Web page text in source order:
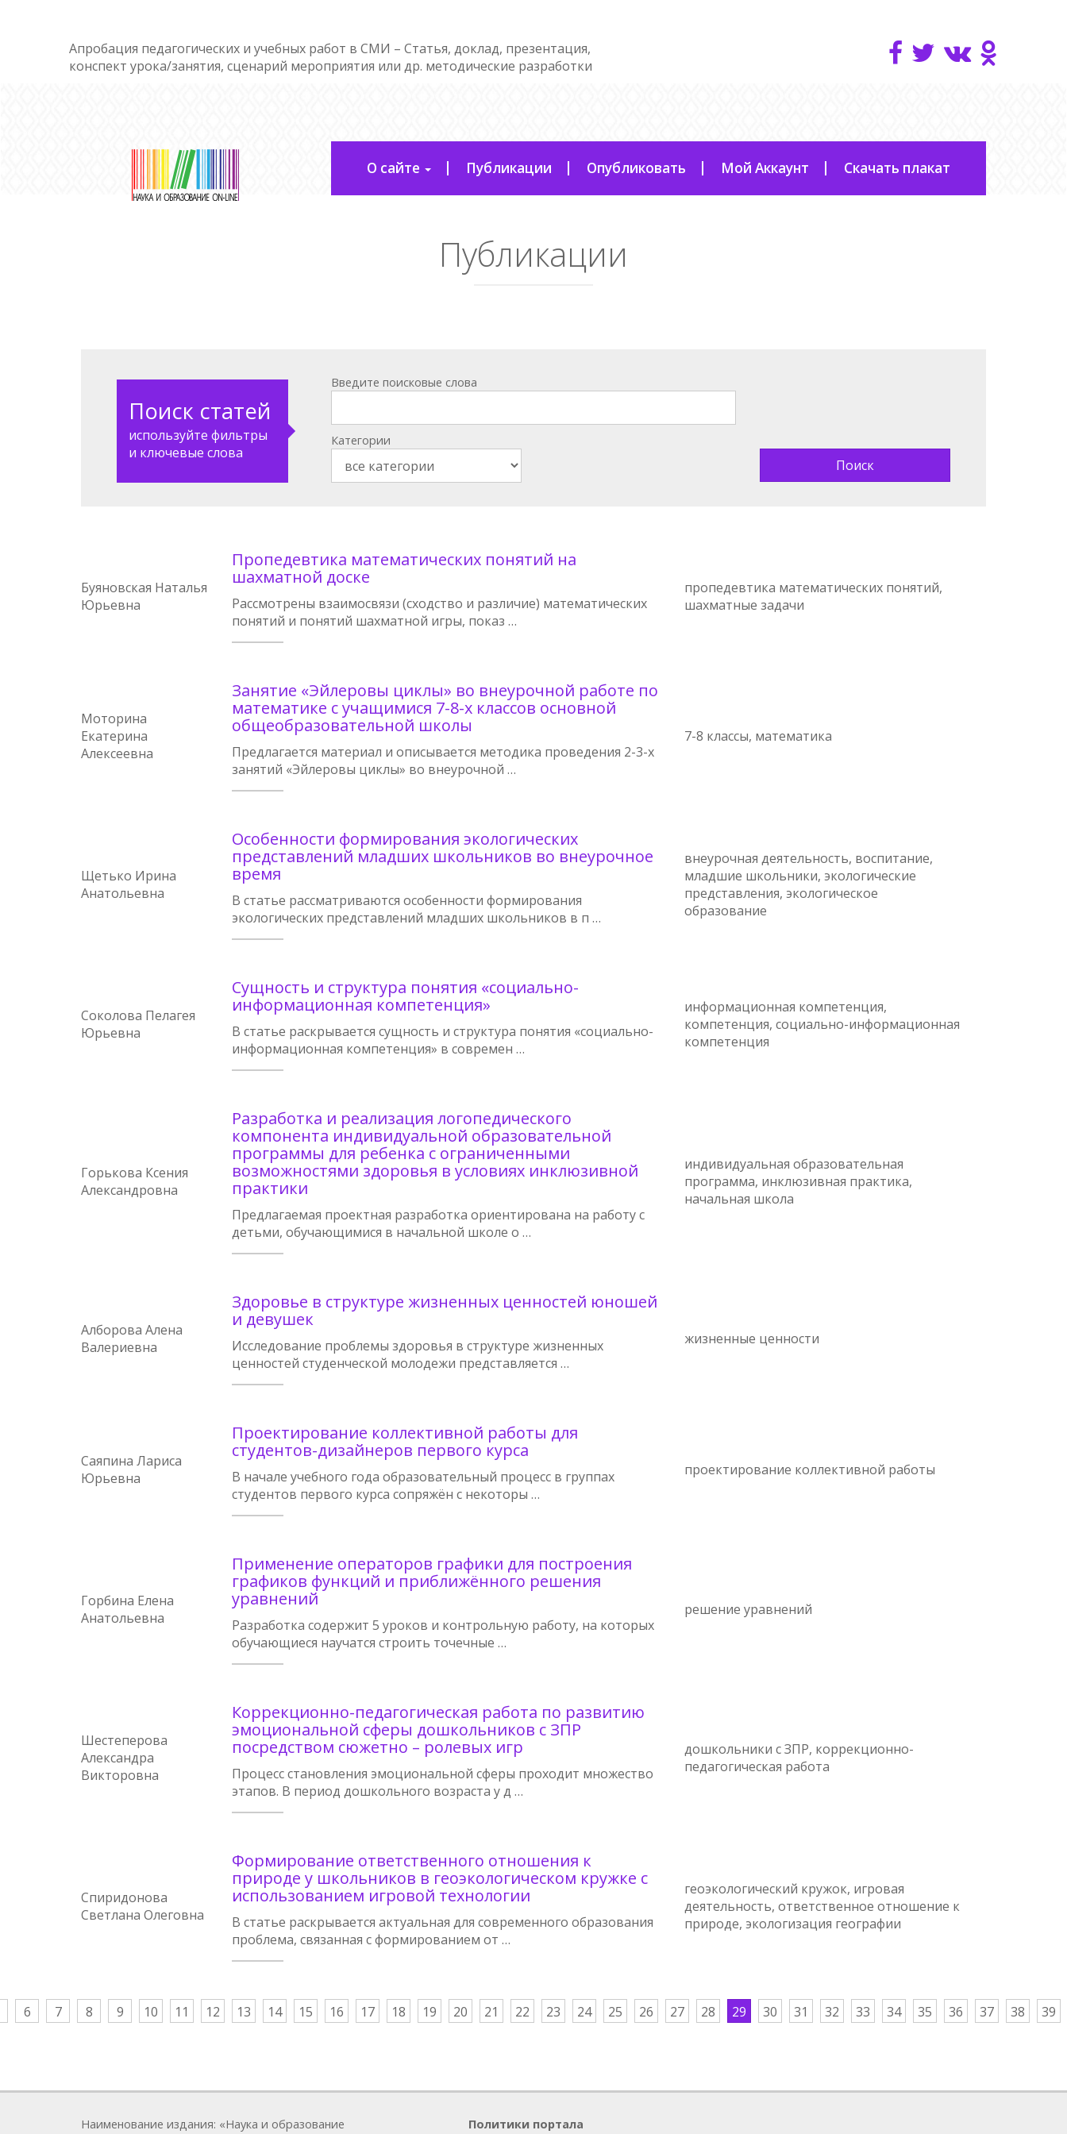
Апробация педагогических и учебных работ в СМИ – Статья, доклад, презентация,
конспект урока/занятия, сценарий мероприятия или др. методические разработки
О сайте Публикации Опубликовать Мой Аккаунт Скачать плакат
Публикации
Поиск статей
используйте фильтры
и ключевые слова
Введите поисковые слова
Категории
Буяновская Наталья
Юрьевна
Пропедевтика математических понятий на
шахматной доске
Рассмотрены взаимосвязи (сходство и различие) математических
понятий и понятий шахматной игры, показ …
пропедевтика математических понятий,
шахматные задачи
Моторина
Екатерина
Алексеевна
Занятие «Эйлеровы циклы» во внеурочной работе по
математике с учащимися 7-8-х классов основной
общеобразовательной школы
Предлагается материал и описывается методика проведения 2-3-х
занятий «Эйлеровы циклы» во внеурочной …
7-8 классы, математика
Щетько Ирина
Анатольевна
Особенности формирования экологических
представлений младших школьников во внеурочное
время
В статье рассматриваются особенности формирования
экологических представлений младших школьников в п …
внеурочная деятельность, воспитание,
младшие школьники, экологические
представления, экологическое
образование
Соколова Пелагея
Юрьевна
Сущность и структура понятия «социально-
информационная компетенция»
В статье раскрывается сущность и структура понятия «социально-
информационная компетенция» в современ …
информационная компетенция,
компетенция, социально-информационная
компетенция
Горькова Ксения
Александровна
Разработка и реализация логопедического
компонента индивидуальной образовательной
программы для ребенка с ограниченными
возможностями здоровья в условиях инклюзивной
практики
Предлагаемая проектная разработка ориентирована на работу с
детьми, обучающимися в начальной школе о …
индивидуальная образовательная
программа, инклюзивная практика,
начальная школа
Алборова Алена
Валериевна
Здоровье в структуре жизненных ценностей юношей
и девушек
Исследование проблемы здоровья в структуре жизненных
ценностей студенческой молодежи представляется …
жизненные ценности
Саяпина Лариса
Юрьевна
Проектирование коллективной работы для
студентов-дизайнеров первого курса
В начале учебного года образовательный процесс в группах
студентов первого курса сопряжён с некоторы …
проектирование коллективной работы
Горбина Елена
Анатольевна
Применение операторов графики для построения
графиков функций и приближённого решения
уравнений
Разработка содержит 5 уроков и контрольную работу, на которых
обучающиеся научатся строить точечные …
решение уравнений
Шестеперова
Александра
Викторовна
Коррекционно-педагогическая работа по развитию
эмоциональной сферы дошкольников с ЗПР
посредством сюжетно – ролевых игр
Процесс становления эмоциональной сферы проходит множество
этапов. В период дошкольного возраста у д …
дошкольники с ЗПР, коррекционно-
педагогическая работа
Спиридонова
Светлана Олеговна
Формирование ответственного отношения к
природе у школьников в геоэкологическом кружке с
использованием игровой технологии
В статье раскрывается актуальная для современного образования
проблема, связанная с формированием от …
геоэкологический кружок, игровая
деятельность, ответственное отношение к
природе, экологизация географии
6 7 8 9 10 11 12 13 14 15 16 17 18 19 20 21 22 23 24 25 26 27 28 29 30 31 32 33 34 35 36 37 38 39
Наименование издания: «Наука и образование
Политики портала